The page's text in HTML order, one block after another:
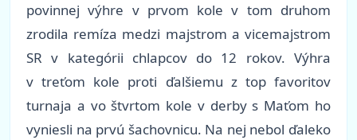
povinnej výhre v prvom kole v tom druhom
zrodila remíza medzi majstrom a vicemajstrom
SR v kategórii chlapcov do 12 rokov. Výhra
v treťom kole proti ďalšiemu z top favoritov
turnaja a vo štvrtom kole v derby s Maťom ho
vyniesli na prvú šachovnicu. Na nej nebol ďaleko